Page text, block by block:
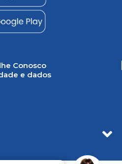
Conosco
e dados